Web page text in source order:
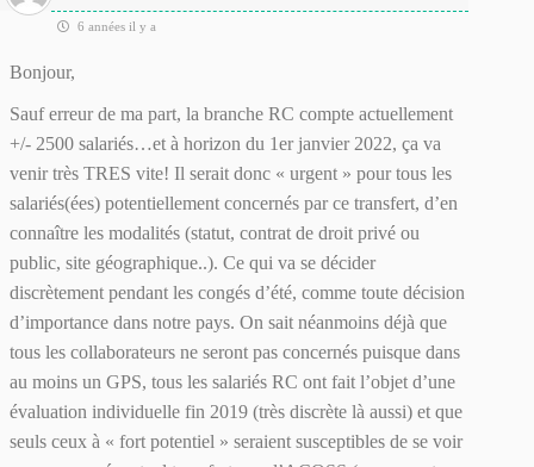
6 années il y a
Bonjour,
Sauf erreur de ma part, la branche RC compte actuellement
+/- 2500 salariés…et à horizon du 1er janvier 2022, ça va
venir très TRES vite! Il serait donc « urgent » pour tous les
salariés(ées) potentiellement concernés par ce transfert, d’en
connaître les modalités (statut, contrat de droit privé ou
public, site géographique..). Ce qui va se décider
discrètement pendant les congés d’été, comme toute décision
d’importance dans notre pays. On sait néanmoins déjà que
tous les collaborateurs ne seront pas concernés puisque dans
au moins un GPS, tous les salariés RC ont fait l’objet d’une
évaluation individuelle fin 2019 (très discrète là aussi) et que
seuls ceux à « fort potentiel » seraient susceptibles de se voir